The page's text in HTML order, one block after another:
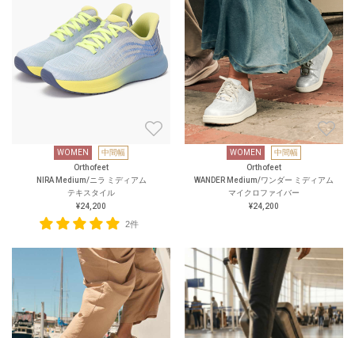
WOMEN
中間幅
Orthofeet
NIRA Medium/ニラ ミディアム
テキスタイル
¥24,200
2件
WOMEN
中間幅
Orthofeet
WANDER Medium/ワンダー ミディアム
マイクロファイバー
¥24,200